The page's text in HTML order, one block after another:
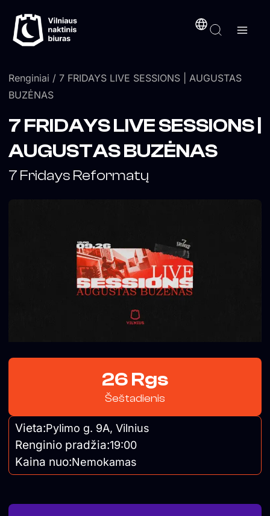
prie
turinio
Renginiai / 7 FRIDAYS LIVE SESSIONS | AUGUSTAS
BUZĖNAS
7 FRIDAYS LIVE SESSIONS |
AUGUSTAS BUZĖNAS
7 Fridays Reformatų
26 Rgs
Šeštadienis
Vieta:Pylimo g. 9A, Vilnius
Renginio pradžia:19:00
Kaina nuo:Nemokamas